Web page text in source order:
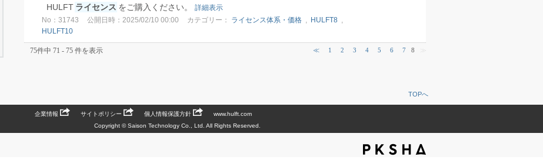
HULFT ライセンス をご購入ください。 詳細表示
No：31743 公開日時：2025/02/10 00:00 カテゴリー： ライセンス体系・価格 , HULFT8 ,
HULFT10
75件中 71 - 75 件を表示 ≪ 1 2 3 4 5 6 7 8
TOPへ
企業情報 サイトポリシー 個人情報保護方針
www.hulft.com
Copyright © Saison Technology Co., Ltd. All Rights Reserved.